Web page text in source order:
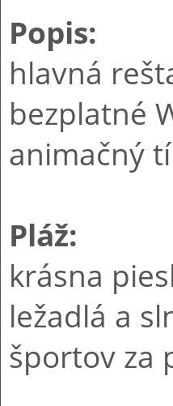
Popis:
hlavná
bezplatné
animačný
Pláž:
krásna
ležadlá a
športov za